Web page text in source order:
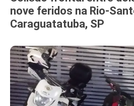
nove feridos na Rio-
Caraguatatuba, SP